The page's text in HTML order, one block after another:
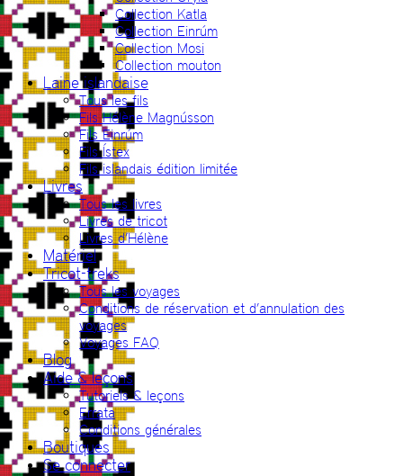
Collection Katla
Collection Einrúm
Collection Mosi
Collection mouton
Laine islandaise
Tous les fils
Fils Hélène Magnússon
Fils Einrúm
Fils Ístex
Fils islandais édition limitée
Livres
Tous les livres
Livres de tricot
Livres d’Hélène
Matériel
Tricot-treks
Tous les voyages
Conditions de réservation et d’annulation des
voyages
Voyages FAQ
Blog
Aide & leçons
Tutoriels & leçons
Errata
Conditions générales
Boutiques
Se connecter